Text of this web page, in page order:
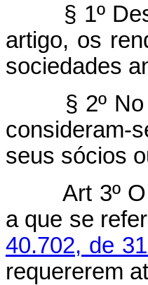
§ 1º
artigo, os
sociedades
§ 2º No
consideram-
seus sócios
Art 3º
a que se
40.702, de
requererem